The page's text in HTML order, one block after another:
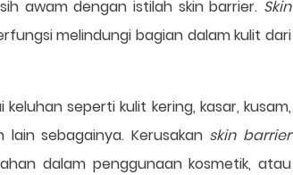
awam dengan istilah skin barrier. Skin
melindungi bagian dalam kulit dari
seperti kulit kering, kasar, kusam,
sebagainya. Kerusakan skin barrier
dalam penggunaan kosmetik, atau